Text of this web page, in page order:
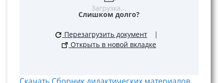
Загрузка...
Слишком долго?
Перезагрузить документ
|
Открыть в новой вкладке